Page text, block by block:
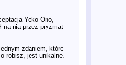
głowy z poduszki” -
książki "Wings: the Story
on the Run"
Philip Norman spotka się z
w Londynie
nowej biografii Ringo
Yoko Ono,
na nią przez pryzmat
zdaniem, które
robisz, jest unikalne.